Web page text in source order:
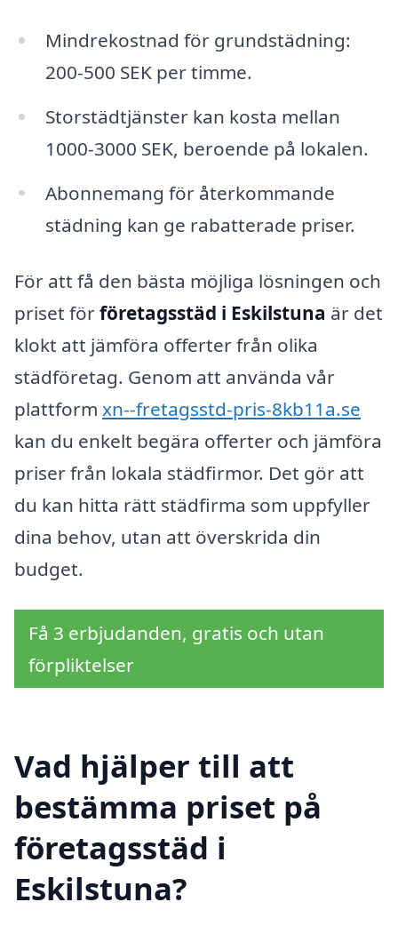
Mindrekostnad för grundstädning:
200-500 SEK per timme.
Storstädtjänster kan kosta mellan
1000-3000 SEK, beroende på lokalen.
Abonnemang för återkommande
städning kan ge rabatterade priser.
För att få den bästa möjliga lösningen och
priset förföretagsstäd i Eskilstuna är det
klokt att jämföra offerter från olika
städföretag. Genom att använda vår
plattform xn--fretagsstd-pris-8kb11a.se
kan du enkelt begära offerter och jämföra
priser från lokala städfirmor. Det gör att
du kan hitta rätt städfirma som uppfyller
dina behov, utan att överskrida din
budget.
Få 3 erbjudanden, gratis och utan
förpliktelser
Vad hjälper till att
bestämma priset på
företagsstäd i
Eskilstuna?